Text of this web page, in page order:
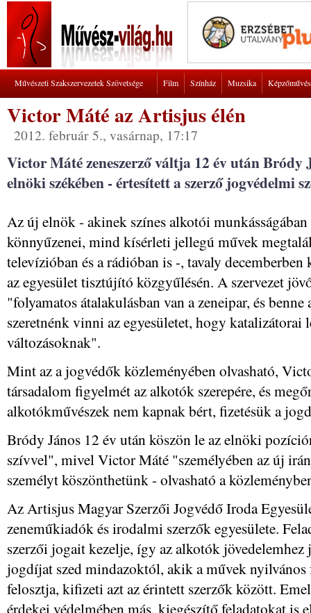
Művészeti Szakszervezetek Szövetsége Film Színház Muzsika
Victor Máté az Artisjus élén
2012. február 5., vasárnap, 17:17
Victor Máté zeneszerző váltja 12 év után Bródy
elnöki székében - értesített a szerző jogvédelmi
Az új elnök - akinek színes alkotói
könnyűzenei, mind kísérleti jellegú művek
televízióban és a rádióban is -, tavaly
az egyesület tisztújító közgyűlésén. A szervezet
"folyamatos átalakulásban van a zeneipar, és
szeretnénk vinni az egyesületet, hogy katalizátorai
változásoknak".
Mint az a jogvédők közleményében olvasható,
társadalom figyelmét az alkotók szerepére, és
alkotókművészek nem kapnak bért, fizetésük a
Bródy János 12 év után köszön le az elnöki
szívvel", mivel Victor Máté "személyében az új
személyt köszönthetünk - olvasható a
Az Artisjus Magyar Szerzői Jogvédő Iroda
zeneműkiadók és irodalmi szerzők egyesülete.
szerzői jogait kezelje, így az alkotók
jogdíjat szed mindazoktól, akik a művek nyilvános
felosztja, kifizeti azt az érintett szerzők között.
érdekei védelmében más, kiegészítő feladatokat